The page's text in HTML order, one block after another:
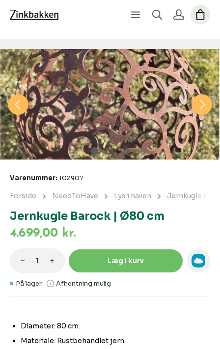
Spring over billedgalleri
Jernkugle Barock | Ø80 cm
Forside NeedToHave Lys i haven Jernkugle
Varenummer: 102907
Diameter: 80 cm.
Materiale: Rustbehandlet jern.
4.699,00 kr.
På lager Afhentning mulig
Produktmængde: Indtast den
Læg i kurv